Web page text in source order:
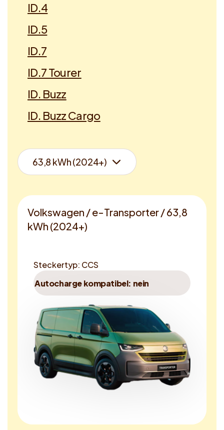
ID.4
ID.5
ID.7
ID.7 Tourer
ID. Buzz
ID. Buzz Cargo
Volkswagen / e-Transporter / 63,8
kWh (2024+)
Steckertyp: CCS
Autocharge kompatibel: nein